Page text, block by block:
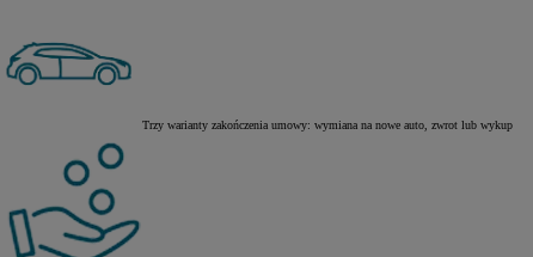
Trzy warianty zakończenia umowy: wymiana na nowe auto, zwrot lub wykup